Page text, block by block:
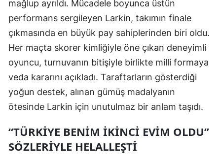
Isparta
Mersin
İstanbul
İzmir
Kars
Kayseri
mağlup ayrıldı. Mücadele boyunca üstün
performans sergileyen Larkin, takımın finale
çıkmasında en büyük pay sahiplerinden biri oldu.
Her maçta skorer kimliğiyle öne çıkan deneyimli
oyuncu, turnuvanın bitişiyle birlikte milli formaya
veda kararını açıkladı. Taraftarların gösterdiği
yoğun destek, alınan gümüş madalyanın
ötesinde Larkin için unutulmaz bir anlam taşıdı.
“TÜRKIYE BENIM İKINCI EVIM OLDU”
SÖZLERIYLE HELALLEŞTI